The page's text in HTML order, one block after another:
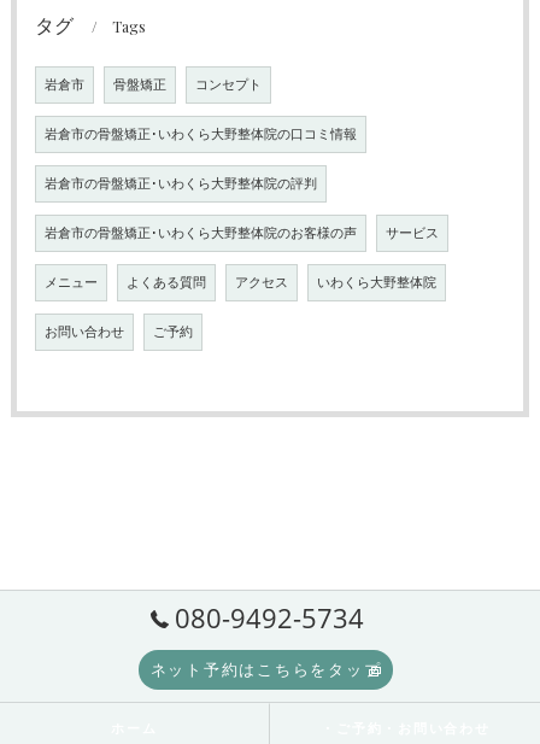
タグ Tags
岩倉市 骨盤矯正 コンセプト
岩倉市の骨盤矯正･いわくら大野整体院の口コミ情報
岩倉市の骨盤矯正･いわくら大野整体院の評判
岩倉市の骨盤矯正･いわくら大野整体院のお客様の声 サービス
メニュー よくある質問 アクセス いわくら大野整体院
お問い合わせ ご予約
080-9492-5734
ネット予約はこちらをタップ